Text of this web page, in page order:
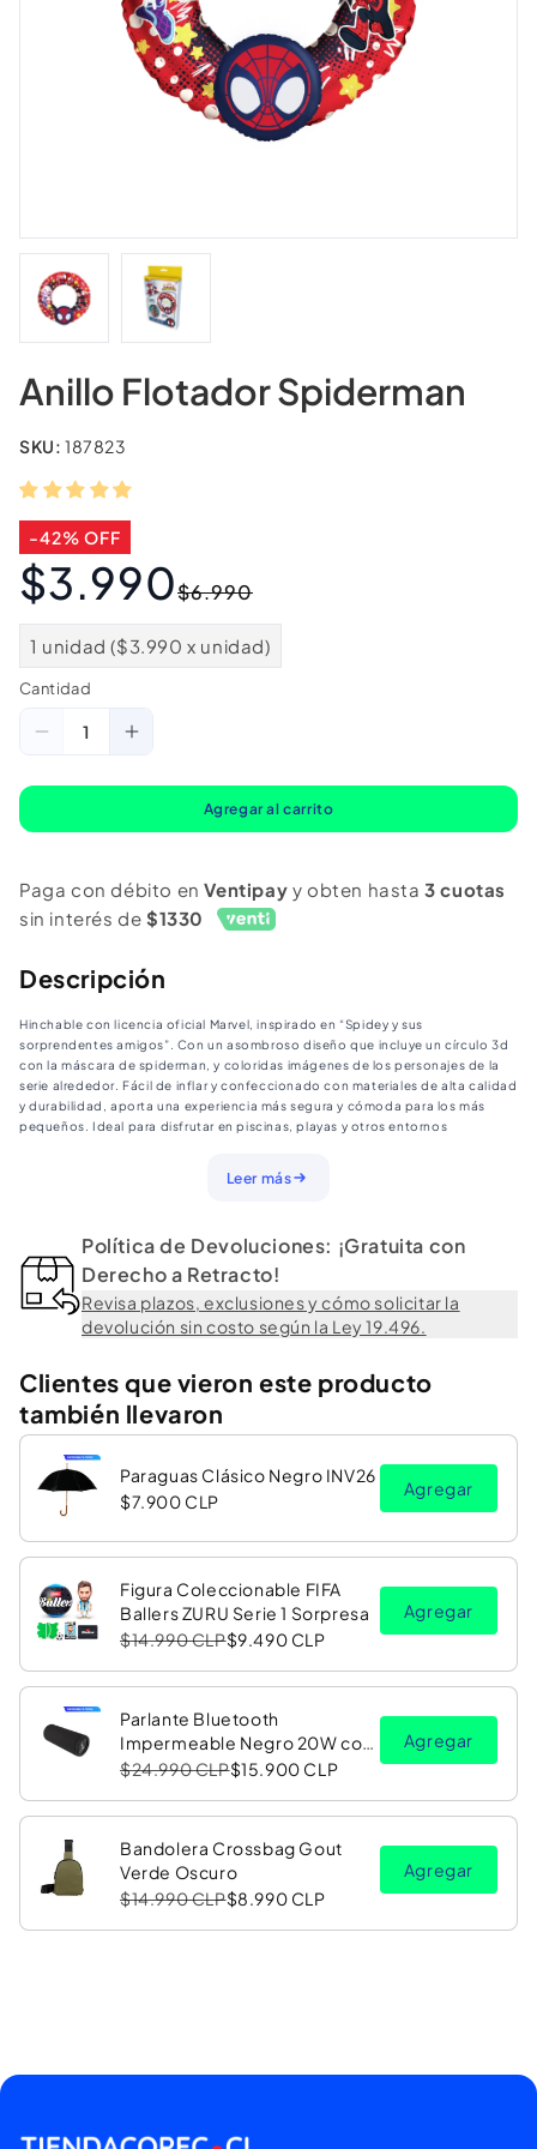
Anillo Flotador Spiderman
SKU: 187823
-42% OFF
$6.990
oferta
$3.990
1 unidad ($3.990 x unidad)
Cantidad
Cantidad
Reducir
cantidad
Flotador
Spiderman
Aumentar
cantidad
Flotador
Spiderman
Agregar al carrito
Paga con débito enVentipay y obten hasta3 cuotas
sin interés de $1330
Descripción
Hinchable con licencia oficial Marvel, inspirado en “Spidey y sus
sorprendentes amigos”. Con un asombroso diseño que incluye un círculo 3d
con la máscara de spiderman, y coloridas imágenes de los personajes de la
serie alrededor. Fácil de inflar y confeccionado con materiales de alta calidad
y durabilidad, aporta una experiencia más segura y cómoda para los más
pequeños. Ideal para disfrutar en piscinas, playas y otros entornos
Leer más
Política de Devoluciones: ¡Gratuita con
Derecho a Retracto!
Revisa plazos, exclusiones y cómo solicitar la
devolución sin costo según la Ley 19.496.
Clientes que vieron este producto
también llevaron
Paraguas Clásico Negro INV26
$7.900 CLP
Agregar
Figura Coleccionable FIFA
Ballers ZURU Serie 1 Sorpresa
$14.990 CLP$9.490 CLP
Agregar
Parlante Bluetooth
Impermeable Negro 20W con
Luz LED RGB PV26 Copec
$24.990 CLP$15.900 CLP
Agregar
Bandolera Crossbag Gout
Verde Oscuro
$14.990 CLP$8.990 CLP
Agregar